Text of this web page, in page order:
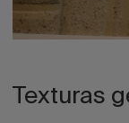
Texturas